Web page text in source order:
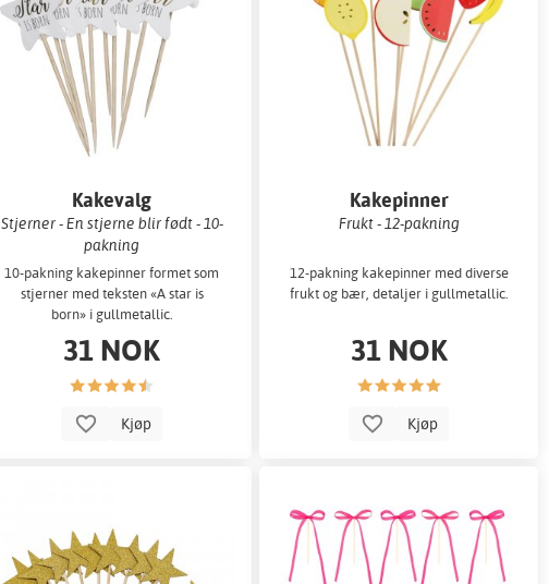
Kakevalg
Stjerner - En stjerne blir født - 10-
pakning
10-pakning kakepinner formet som
stjerner med teksten «A star is
born» i gullmetallic.
31 NOK
Kjøp
Kakepinner
Frukt - 12-pakning
12-pakning kakepinner med diverse
frukt og bær, detaljer i gullmetallic.
31 NOK
Kjøp